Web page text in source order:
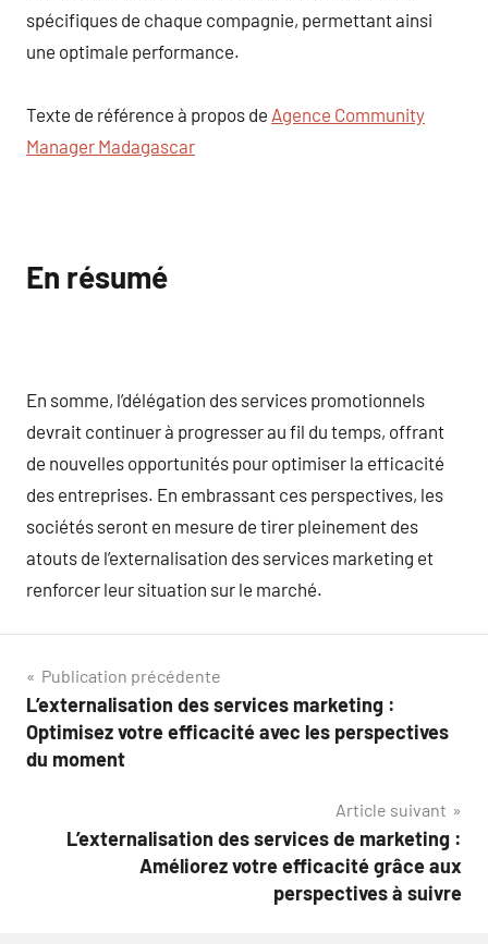
spécifiques de chaque compagnie, permettant ainsi
une optimale performance.
Texte de référence à propos de Agence Community
Manager Madagascar
En résumé
En somme, l’délégation des services promotionnels
devrait continuer à progresser au fil du temps, offrant
de nouvelles opportunités pour optimiser la efficacité
des entreprises. En embrassant ces perspectives, les
sociétés seront en mesure de tirer pleinement des
atouts de l’externalisation des services marketing et
renforcer leur situation sur le marché.
Navigation
de
l’article
Publication précédente
L’externalisation des services marketing :
Optimisez votre efficacité avec les perspectives
du moment
Article suivant
L’externalisation des services de marketing :
Améliorez votre efficacité grâce aux
perspectives à suivre